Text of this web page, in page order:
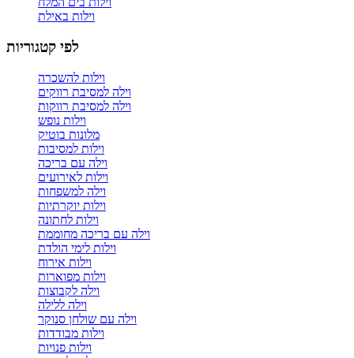
וילות באילת
לפי קטגוריות
וילות להשכרה
וילה למסיבת רווקים
וילה למסיבת רווקות
וילות נופש
מלונות בוטיק
וילות למסיבות
וילה עם בריכה
וילות לאירועים
וילה למשפחות
וילות יוקרתיות
וילות לחתונה
וילה עם בריכה מחוממת
וילות לימי הולדת
וילות אירוח
וילות מפוארות
וילה לקבוצות
וילה ללילה
וילה עם שולחן סנוקר
וילות מבודדות
וילות פנויות